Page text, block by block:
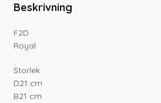
Beskrivning
F2D
Royal
Storlek
D21 cm
B21 cm